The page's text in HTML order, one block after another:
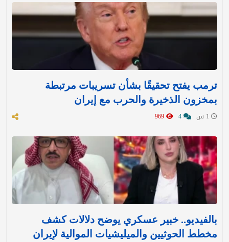
ترمب يفتح تحقيقًا بشأن تسريبات مرتبطة
بمخزون الذخيرة والحرب مع إيران
بالفيديو.. خبير عسكري يوضح دلالات كشف
مخطط الحوثيين والميليشيات الموالية لإيران